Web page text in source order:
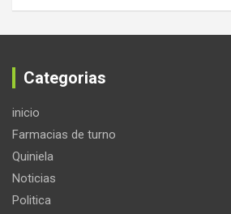
Categorias
inicio
Farmacias de turno
Quiniela
Noticias
Politica